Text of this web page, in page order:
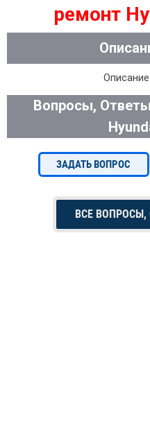
ремонт
Описание
Вопросы,
ЗАДАТЬ ВОПРОС
ВСЕ